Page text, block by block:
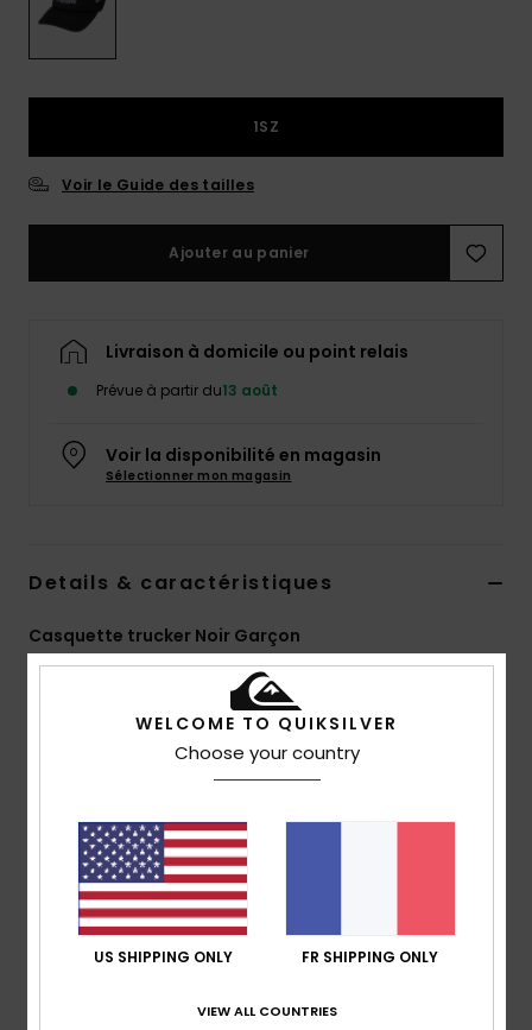
de
Consulter
la FAQ
1SZ
Voir le Guide des tailles
Ajouter au panier
Livraison à domicile ou point relais
Prévue à partir du13 août
Voir la disponibilité en magasin
Sélectionner mon magasin
Details & caractéristiques
Casquette trucker Noir Garçon
Code couleur
Caractéristiques
Trucker 5 panneaux en mousse
Étiquette tissée centrée sur le devant
Fermeture arrière en plastique
Composition[Matière principale] 100% polyester
Traçabilité du produit (Loi Agec)
WELCOME TO QUIKSILVER
Choose your country
US SHIPPING ONLY FR SHIPPING ONLY
VIEW ALL COUNTRIES